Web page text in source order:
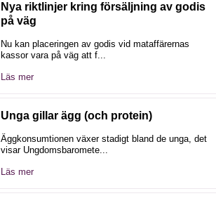
Nya riktlinjer kring försäljning av godis
på väg
Nu kan placeringen av godis vid mataffärernas
kassor vara på väg att f...
Läs mer
Unga gillar ägg (och protein)
Äggkonsumtionen växer stadigt bland de unga, det
visar Ungdomsbaromete...
Läs mer